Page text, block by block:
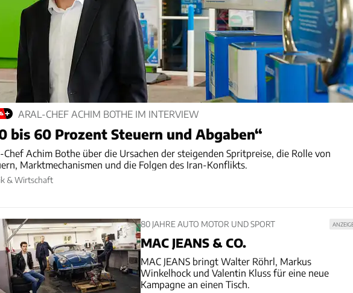
ARAL-CHEF ACHIM BOTHE IM INTERVIEW
bis 60 Prozent Steuern und Abgaben“
Chef Achim Bothe über die Ursachen der steigenden Spritpreise, die Rolle von
Marktmechanismen und die Folgen des Iran-Konflikts.
& Wirtschaft
80 JAHRE AUTO MOTOR UND SPORT
MAC JEANS & CO.
MAC JEANS bringt Walter Röhrl, Markus
Winkelhock und Valentin Kluss für eine neue
Kampagne an einen Tisch.